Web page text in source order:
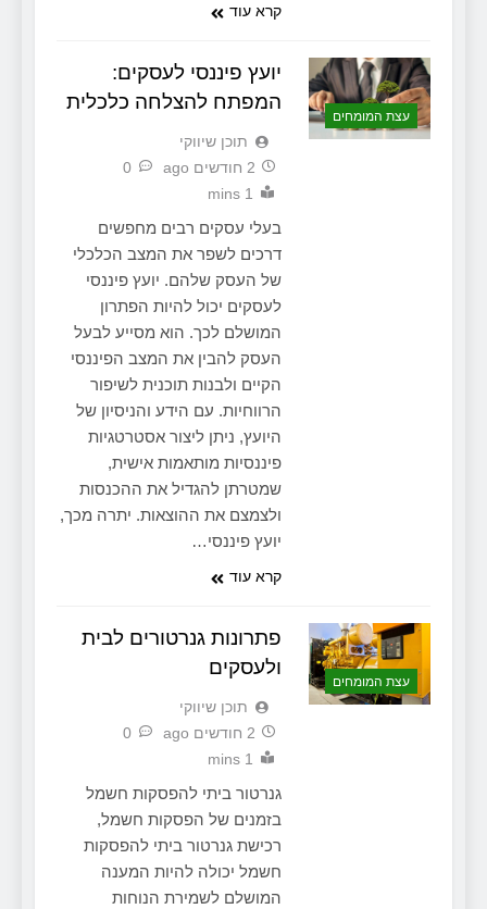
קרא עוד
עצת המומחים
יועץ פיננסי לעסקים:
המפתח להצלחה כלכלית
תוכן שיווקי
2 חודשים ago
0
1 mins
בעלי עסקים רבים מחפשים
דרכים לשפר את המצב הכלכלי
של העסק שלהם. יועץ פיננסי
לעסקים יכול להיות הפתרון
המושלם לכך. הוא מסייע לבעל
העסק להבין את המצב הפיננסי
הקיים ולבנות תוכנית לשיפור
הרווחיות. עם הידע והניסיון של
היועץ, ניתן ליצור אסטרטגיות
פיננסיות מותאמות אישית,
שמטרתן להגדיל את ההכנסות
ולצמצם את ההוצאות. יתרה מכך,
יועץ פיננסי…
קרא עוד
עצת המומחים
פתרונות גנרטורים לבית
ולעסקים
תוכן שיווקי
2 חודשים ago
0
1 mins
גנרטור ביתי להפסקות חשמל
בזמנים של הפסקות חשמל,
רכישת גנרטור ביתי להפסקות
חשמל יכולה להיות המענה
המושלם לשמירת הנוחות